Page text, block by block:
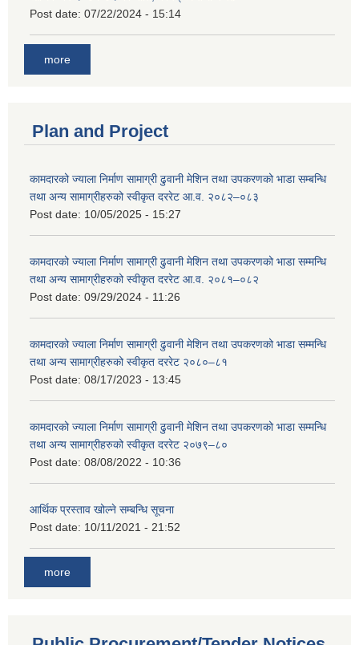
Post date: 07/22/2024 - 15:14
more
Plan and Project
कामदारको ज्याला निर्माण सामाग्री ढुवानी मेशिन तथा उपकरणको भाडा सम्बन्धि
तथा अन्य सामाग्रीहरुको स्वीकृत दररेट आ.व. २०८२–०८३
Post date: 10/05/2025 - 15:27
कामदारको ज्याला निर्माण सामाग्री ढुवानी मेशिन तथा उपकरणको भाडा सम्मन्धि
तथा अन्य सामाग्रीहरुको स्वीकृत दररेट आ.व. २०८१–०८२
Post date: 09/29/2024 - 11:26
कामदारको ज्याला निर्माण सामाग्री ढुवानी मेशिन तथा उपकरणको भाडा सम्मन्धि
तथा अन्य सामाग्रीहरुको स्वीकृत दररेट २०८०–८१
Post date: 08/17/2023 - 13:45
कामदारको ज्याला निर्माण सामाग्री ढुवानी मेशिन तथा उपकरणको भाडा सम्मन्धि
तथा अन्य सामाग्रीहरुको स्वीकृत दररेट २०७९–८०
Post date: 08/08/2022 - 10:36
आर्थिक प्रस्ताव खोल्ने सम्बन्धि सूचना
Post date: 10/11/2021 - 21:52
more